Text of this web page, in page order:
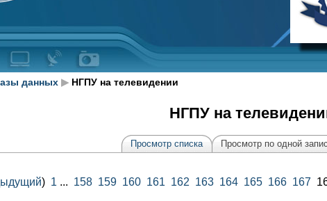
данных ▶НГПУ на телевидении
НГПУ на
Просмотр списка Просмотр по одной
) 1... 158 159 160 161 162 163 164 165 166 167